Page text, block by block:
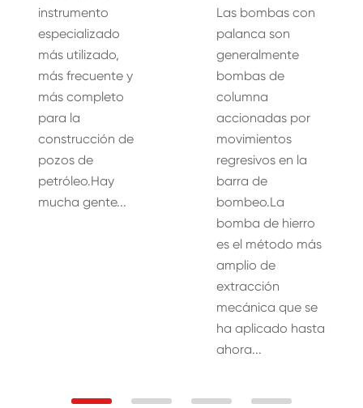
instrumento
especializado
más utilizado,
más frecuente y
más completo
para la
construcción de
pozos de
petróleo.Hay
mucha gente...
Las bombas con
palanca son
generalmente
bombas de
columna
accionadas por
movimientos
regresivos en la
barra de
bombeo.La
bomba de hierro
es el método más
amplio de
extracción
mecánica que se
ha aplicado hasta
ahora...